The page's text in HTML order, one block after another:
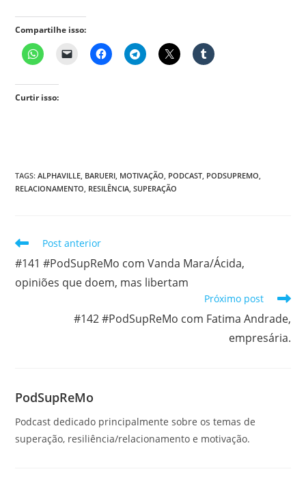
Compartilhe isso:
Curtir isso:
TAGS:ALPHAVILLE, BARUERI, MOTIVAÇÃO, PODCAST, PODSUPREMO,
RELACIONAMENTO, RESILÊNCIA, SUPERAÇÃO
Leia
artigos
Post anterior
#141 #PodSupReMo com Vanda Mara/Ácida,
opiniões que doem, mas libertam
Próximo post
#142 #PodSupReMo com Fatima Andrade,
empresária.
PodSupReMo
Podcast dedicado principalmente sobre os temas de
superação, resiliência/relacionamento e motivação.